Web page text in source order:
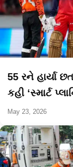
55 રને હાર્યા
કહી ‘સ્માર્ટ
May 23, 2026